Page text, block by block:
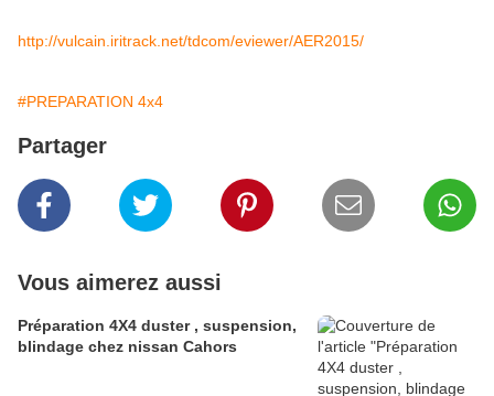
http://vulcain.iritrack.net/tdcom/eviewer/AER2015/
#PREPARATION 4x4
Partager
Vous aimerez aussi
Préparation 4X4 duster , suspension,
blindage chez nissan Cahors